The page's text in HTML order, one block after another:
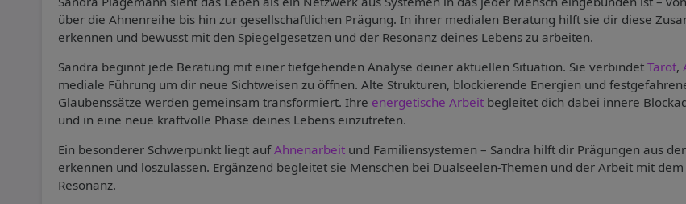
über die Ahnenreihe bis hin zur gesellschaftlichen Prägung. In ihrer medialen Beratung hilft sie dir diese
erkennen und bewusst mit den Spiegelgesetzen und der Resonanz deines Lebens zu arbeiten.
Sandra beginnt jede Beratung mit einer tiefgehenden Analyse deiner aktuellen Situation. Sie verbindet Tarot,
mediale Führung um dir neue Sichtweisen zu öffnen. Alte Strukturen, blockierende Energien und
Glaubenssätze werden gemeinsam transformiert. Ihre energetische Arbeit begleitet dich dabei innere
und in eine neue kraftvolle Phase deines Lebens einzutreten.
Ein besonderer Schwerpunkt liegt aufAhnenarbeit und Familiensystemen – Sandra hilft dir Prägungen aus
erkennen und loszulassen. Ergänzend begleitet sie Menschen bei Dualseelen-Themen und der Arbeit mit
Resonanz.